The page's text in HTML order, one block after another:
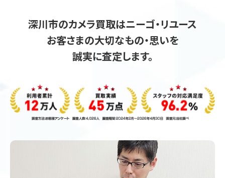
深川市のカメラ買取はニーゴ・リユース
お客さまの大切なもの・思いを
誠実に査定します。